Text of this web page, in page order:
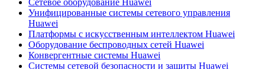
Сетевое оборудование Huawei
Унифицированные системы сетевого управления
Huawei
Платформы с искусственным интеллектом Huawei
Оборудование беспроводных сетей Huawei
Конвергентные системы Huawei
Системы сетевой безопасности и защиты Huawei